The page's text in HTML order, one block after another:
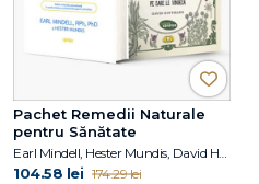
Pachet Remedii Naturale
pentru Sănătate
Earl Mindell, Hester Mundis, David Hoffmann
104.58 lei 174.29 lei